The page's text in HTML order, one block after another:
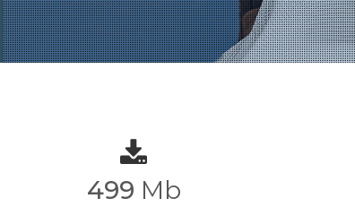
500 Mb